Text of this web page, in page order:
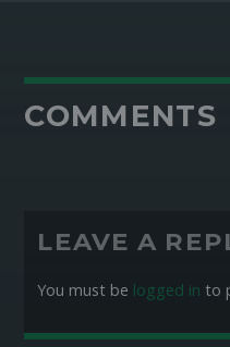
COMMENTS
LEAVE A
You must be logged in to